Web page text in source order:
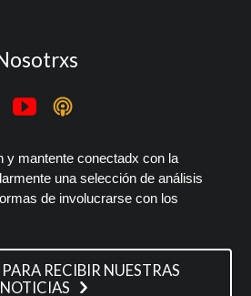
y mantente conectadx con la
una selección de análisis
de involucrarse con los
RECIBIR NUESTRAS
NOTICIAS